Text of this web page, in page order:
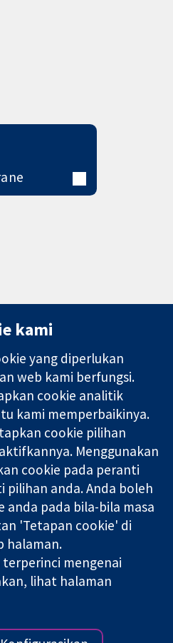
Kingdom
Hubungi kita
Berita
Pejabat
akhbar
Perihal Kami
Pekerjaan
Cochrane
Library
badan amal (no. 1045921) dan
(no. 03044323) yang
pendaftaran VAT GB 718
|Kerahsiaan
kami
yang diperlukan
web kami berfungsi.
cookie analitik
kami memperbaikinya.
cookie pilihan
Menggunakan
cookie pada peranti
pilihan anda. Anda boleh
anda pada bila-bila masa
'Tetapan cookie' di
halaman.
mengenai
lihat halaman